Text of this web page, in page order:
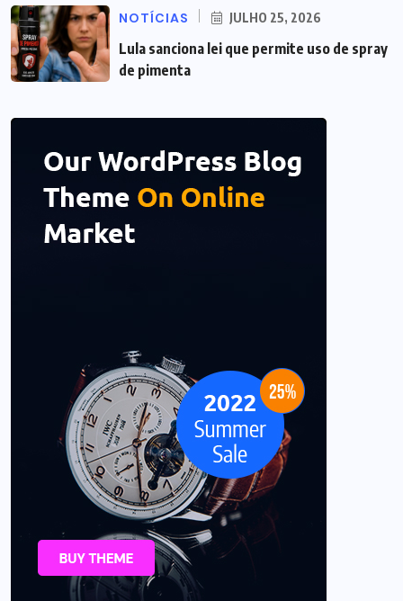
NOTÍCIAS JULHO 25, 2026
Lula sanciona lei que permite uso de spray
de pimenta